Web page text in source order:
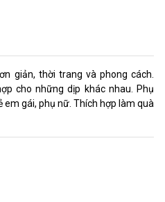
giản, thời trang và phong cách.
cho những dịp khác nhau. Phụ
em gái, phụ nữ. Thích hợp làm quà